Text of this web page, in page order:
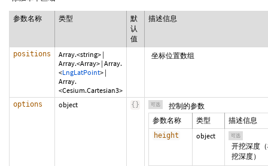
参数名称 类型
默
认
值
描述信息
positions Array.<string> |
Array.<Array> | Array.
<LngLatPoint> |
Array.
<Cesium.Cartesian3>
坐标位置数组
options object { } 可选
控制的参数
参数名称
类型 描述信息
height object 可选
开挖深度
挖深度）